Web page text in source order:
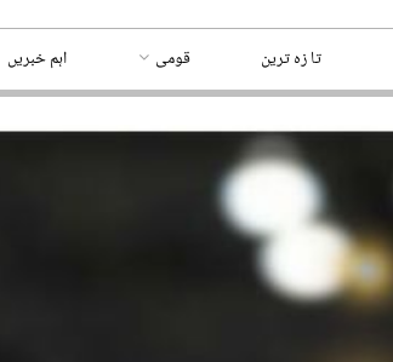
تا زہ ترین قومی اہم خبریں